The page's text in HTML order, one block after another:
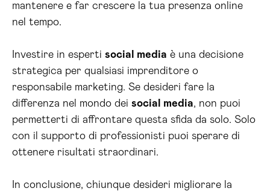
mantenere e far crescere la tua presenza online
nel tempo.
Investire in esperti social media è una decisione
strategica per qualsiasi imprenditore o
responsabile marketing. Se desideri fare la
differenza nel mondo dei social media, non puoi
permetterti di affrontare questa sfida da solo. Solo
con il supporto di professionisti puoi sperare di
ottenere risultati straordinari.
In conclusione, chiunque desideri migliorare la